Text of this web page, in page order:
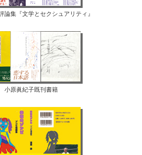
論集『文学とセクシュアリティ』
小原眞紀子既刊書籍